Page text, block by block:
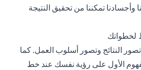
تمكننا من تحقيق النتيجة
لخطواتك
النتائج وتصور أسلوب العمل. كما
الأول على رؤية نفسك عند خط